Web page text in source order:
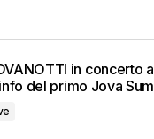
in concerto
del primo Jova